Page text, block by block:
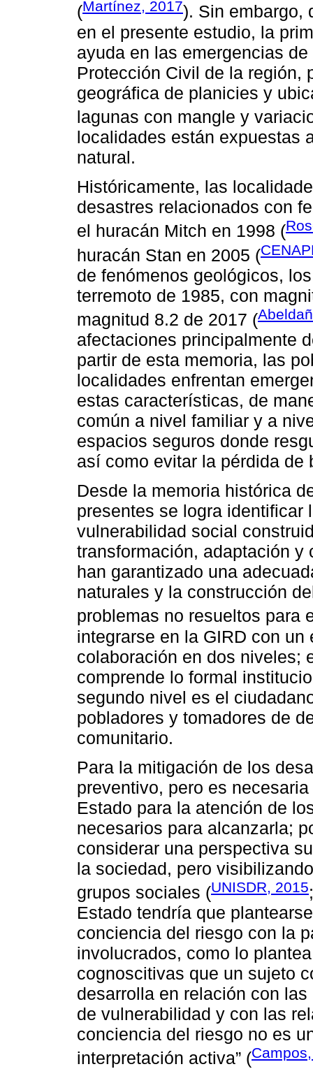
(Martínez, 2017). Sin embargo,
en el presente estudio, la
ayuda en las emergencias
Protección Civil de la región,
geográfica de planicies y
lagunas con mangle y
localidades están expuestas
natural.
Históricamente, las
desastres relacionados con
el huracán Mitch en 1998 (
huracán Stan en 2005 (
de fenómenos geológicos,
terremoto de 1985, con
magnitud 8.2 de 2017 (
afectaciones principalmente
partir de esta memoria, las
localidades enfrentan
estas características, de
común a nivel familiar y a
espacios seguros donde
así como evitar la pérdida de
Desde la memoria histórica
presentes se logra
vulnerabilidad social
transformación, adaptación
han garantizado una
naturales y la construcción
problemas no resueltos para
integrarse en la GIRD con
colaboración en dos niveles;
comprende lo formal
segundo nivel es el
pobladores y tomadores de
comunitario.
Para la mitigación de los
preventivo, pero es
Estado para la atención de
necesarios para alcanzarla;
considerar una perspectiva
la sociedad, pero
grupos sociales (UNISDR, 2015
Estado tendría que
conciencia del riesgo con la
involucrados, como lo
cognoscitivas que un sujeto
desarrolla en relación con
de vulnerabilidad y con las
conciencia del riesgo no es
interpretación activa” (